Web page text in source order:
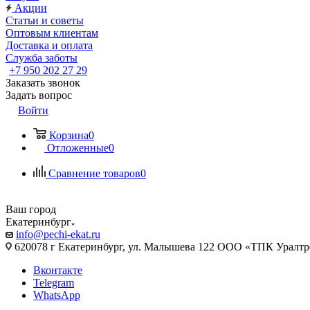
Акции
Статьи и советы
Оптовым клиентам
Доставка и оплата
Служба заботы
+7 950 202 27 29
Заказать звонок
Задать вопрос
Войти
Корзина0
Отложенные0
Сравнение товаров0
Ваш город
Екатеринбург
info@pechi-ekat.ru
620078 г Екатеринбург, ул. Малышева 122 ООО «ТПК
Вконтакте
Telegram
WhatsApp